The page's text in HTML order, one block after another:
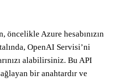
Azure hesabınızın
OpenAI Servisi’ni
alabilirsiniz. Bu API
bir anahtardır ve